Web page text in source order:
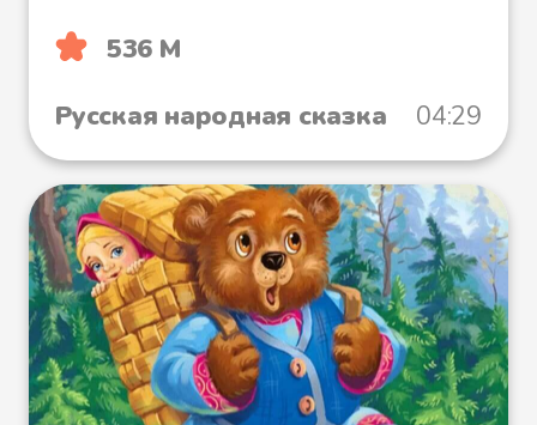
536 М
Русская народная сказка
04:29